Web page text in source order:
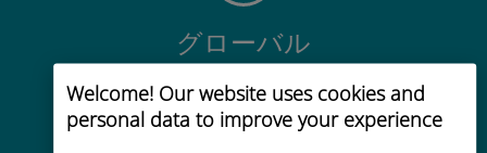
Welcome! Our website uses cookies and
personal data to improve your experience
グローバル
200以上の国と地域で使える、国際
的な高品位のセルラー通信です